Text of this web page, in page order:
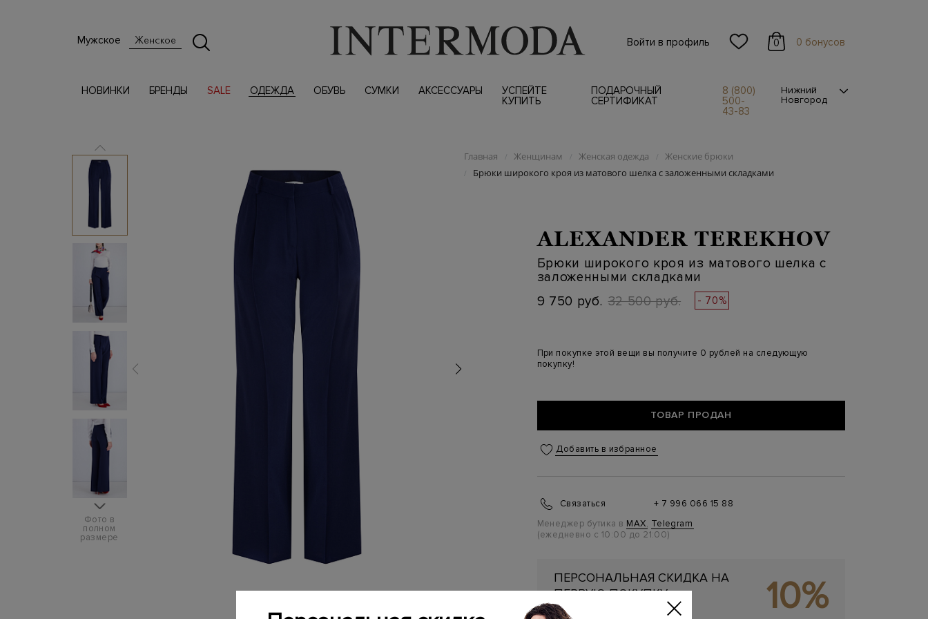
Мужское Женское Войти в профиль 0 0 бонусов
НОВИНКИ БРЕНДЫ SALE ОДЕЖДА ОБУВЬ СУМКИ АКСЕССУАРЫ
УСПЕЙТЕ
КУПИТЬ
ПОДАРОЧНЫЙ
СЕРТИФИКАТ
8 (800)
500-
43-83
Нижний
Новгород
Фото в
полном
размере
Главная / Женщинам / Женская одежда / Женские брюки
/ Брюки широкого кроя из матового шелка с заложенными складками
ALEXANDER TEREKHOV
Брюки широкого кроя из матового шелка с
заложенными складками
9 750 руб. 32 500 руб. - 70%
При покупке этой вещи вы получите 0 рублей на следующую
покупку!
ТОВАР ПРОДАН
Добавить в избранное
Связаться
+ 7 996 066 15 88
Менеджер бутика в MAX, Telegram
(ежедневно с 10:00 до 21:00)
ПЕРСОНАЛЬНАЯ СКИДКА НА
ПЕРВУЮ ПОКУПКУ
Подробнее 10%